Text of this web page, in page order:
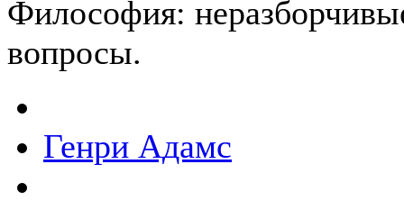
Философия:
вопросы.
Генри Адамс